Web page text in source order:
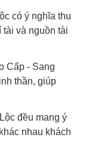
ý nghĩa thu
tài và nguồn tài
- Sang
thần, giúp
đều mang ý
nhau khách